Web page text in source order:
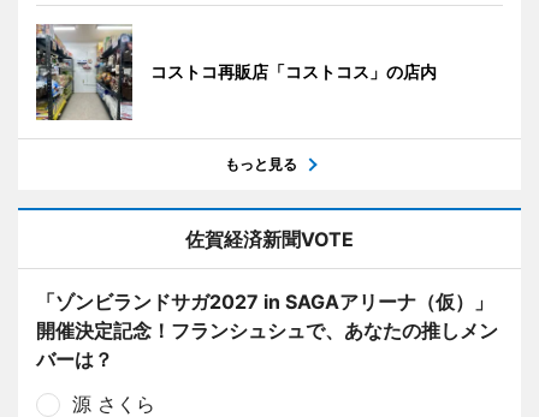
コストコ再販店「コストコス」の店内
もっと見る
佐賀経済新聞VOTE
「ゾンビランドサガ2027 in SAGAアリーナ（仮）」
開催決定記念！フランシュシュで、あなたの推しメン
バーは？
源 さくら